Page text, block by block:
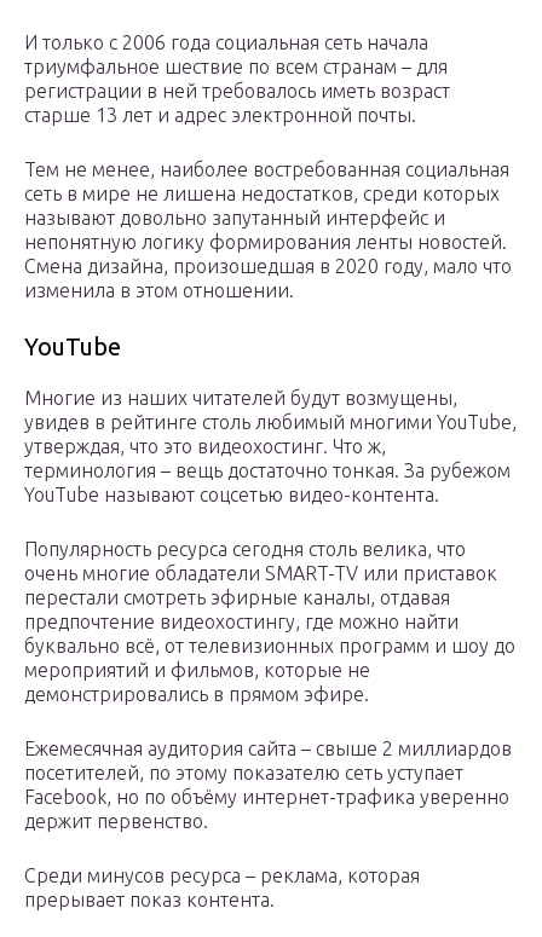
И только с 2006 года социальная сеть начала
триумфальное шествие по всем странам – для
регистрации в ней требовалось иметь возраст
старше 13 лет и адрес электронной почты.
Тем не менее, наиболее востребованная социальная
сеть в мире не лишена недостатков, среди которых
называют довольно запутанный интерфейс и
непонятную логику формирования ленты новостей.
Смена дизайна, произошедшая в 2020 году, мало что
изменила в этом отношении.
YouTube
Многие из наших читателей будут возмущены,
увидев в рейтинге столь любимый многими YouTube,
утверждая, что это видеохостинг. Что ж,
терминология – вещь достаточно тонкая. За рубежом
YouTube называют соцсетью видео-контента.
Популярность ресурса сегодня столь велика, что
очень многие обладатели SMART-TV или приставок
перестали смотреть эфирные каналы, отдавая
предпочтение видеохостингу, где можно найти
буквально всё, от телевизионных программ и шоу до
мероприятий и фильмов, которые не
демонстрировались в прямом эфире.
Ежемесячная аудитория сайта – свыше 2 миллиардов
посетителей, по этому показателю сеть уступает
Facebook, но по объёму интернет-трафика уверенно
держит первенство.
Среди минусов ресурса – реклама, которая
прерывает показ контента.